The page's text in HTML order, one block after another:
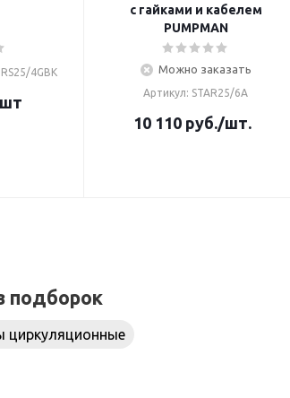
4GBK
с гайками и кабелем
PUMPMAN
Можно заказать
Артикул: STAR25/6A
10 110 руб./шт.
подборок
циркуляционные